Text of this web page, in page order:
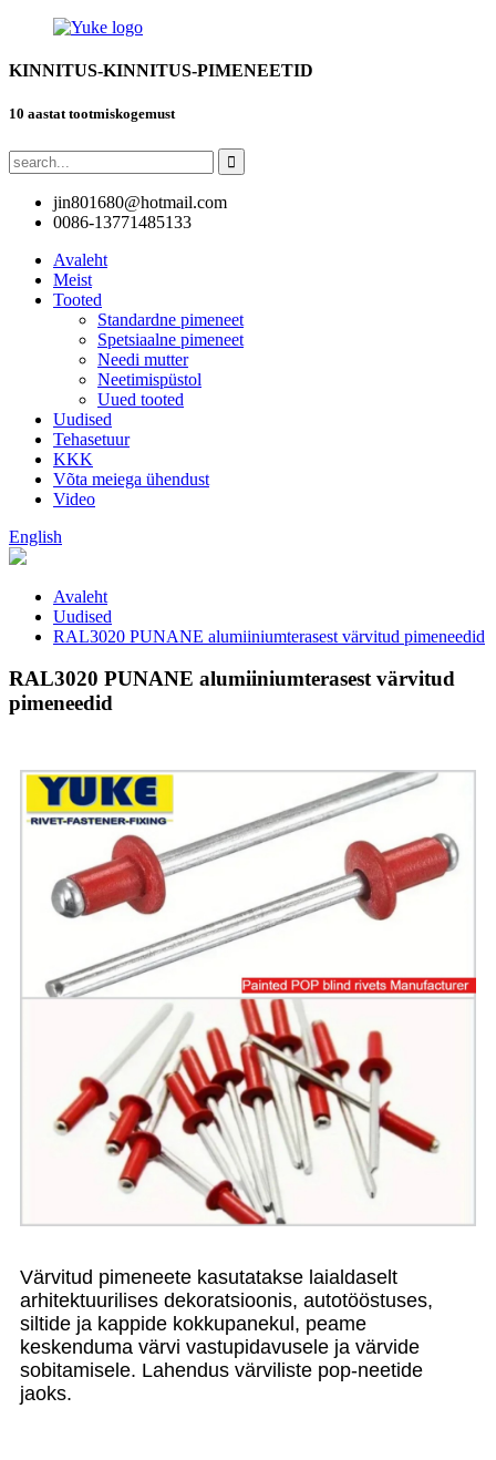
KINNITUS-KINNITUS-PIMENEETID
10 aastat tootmiskogemust
jin801680@hotmail.com
0086-13771485133
Avaleht
Meist
Tooted
Standardne pimeneet
Spetsiaalne pimeneet
Needi mutter
Neetimispüstol
Uued tooted
Uudised
Tehasetuur
KKK
Võta meiega ühendust
Video
English
Avaleht
Uudised
RAL3020 PUNANE alumiiniumterasest värvitud pimeneedid
RAL3020 PUNANE alumiiniumterasest värvitud
pimeneedid
Värvitud pimeneete kasutatakse laialdaselt
arhitektuurilises dekoratsioonis, autotööstuses,
siltide ja kappide kokkupanekul, peame
keskenduma värvi vastupidavusele ja värvide
sobitamisele. Lahendus värviliste pop-neetide
jaoks.